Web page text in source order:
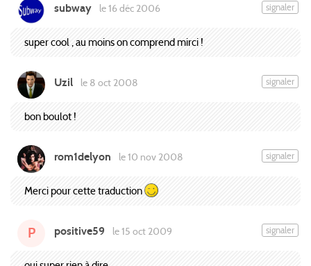
subway le 16 déc 2006 signaler
super cool , au moins on comprend mirci !
Uzil le 8 oct 2008 signaler
bon boulot !
rom1delyon le 10 nov 2008 signaler
Merci pour cette traduction
P positive59 le 15 oct 2009 signaler